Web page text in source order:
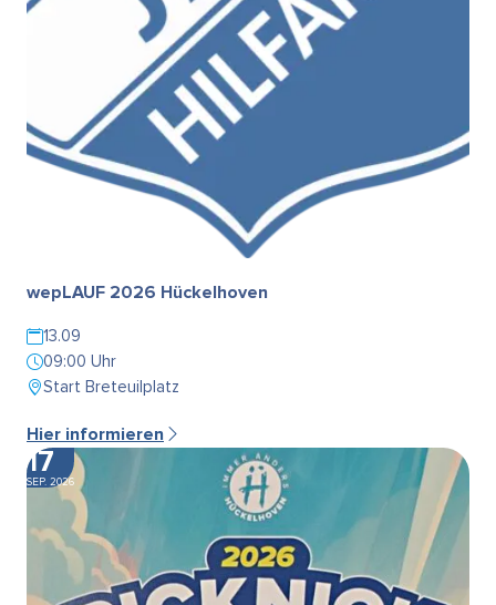
wepLAUF 2026 Hückelhoven
13.09
09:00 Uhr
Start Breteuilplatz
Hier informieren
17
SEP. 2026